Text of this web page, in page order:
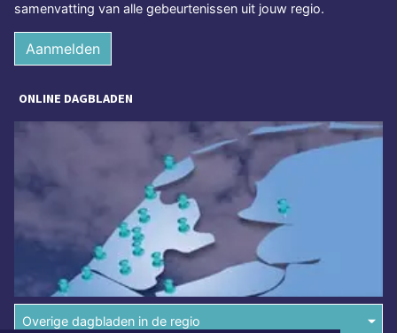
samenvatting van alle gebeurtenissen uit jouw regio.
Aanmelden
ONLINE DAGBLADEN
Overige dagbladen in de regio